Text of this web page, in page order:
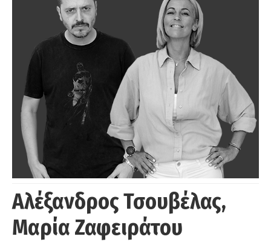
Αλέξανδρος Τσουβέλας,
Μαρία Ζαφειράτου